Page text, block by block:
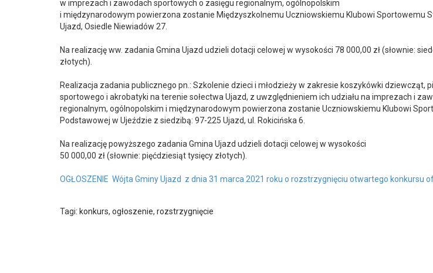
w imprezach i zawodach sportowych o zasięgu regionalnym, ogólnopolskim
i międzynarodowym powierzona zostanie Międzyszkolnemu Uczniowskiemu Klubowi Sportowemu
Ujazd, Osiedle Niewiadów 27.
Na realizację ww. zadania Gmina Ujazd udzieli dotacji celowej w wysokości 78 000,00 zł (słownie:
złotych).
Realizacja zadania publicznego pn.: Szkolenie dzieci i młodzieży w zakresie koszykówki dziewcząt,
sportowego i akrobatyki na terenie sołectwa Ujazd, z uwzględnieniem ich udziału na imprezach i
regionalnym, ogólnopolskim i międzynarodowym powierzona zostanie Uczniowskiemu Klubowi
Podstawowej w Ujeździe z siedzibą: 97-225 Ujazd, ul. Rokicińska 6.
Na realizację powyższego zadania Gmina Ujazd udzieli dotacji celowej w wysokości
50 000,00 zł (słownie: pięćdziesiąt tysięcy złotych).
OGŁOSZENIE Wójta Gminy Ujazd z dnia 31 marca 2021 roku o rozstrzygnięciu otwartego konkursu
Tagi: konkurs, ogłoszenie, rozstrzygnięcie